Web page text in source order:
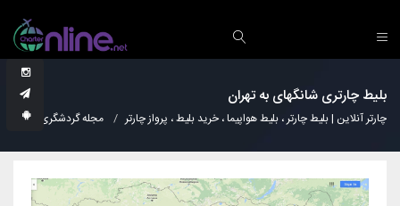
بلیط چارتری شانگهای به تهران
چارتر آنلاین | بلیط چارتر ، بلیط هواپیما ، خرید بلیط ، پرواز چارتر مجله گردشگری